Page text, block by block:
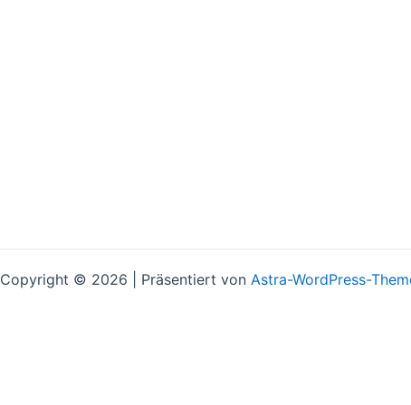
Copyright © 2026 | Präsentiert von Astra-WordPress-